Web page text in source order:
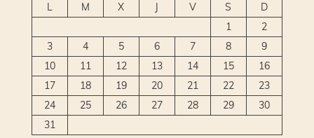
L M X J V S
D
1
2
3
4 5 6 7 8
9
10
11 12 13 14 15
16
17
18 19 20 21 22
23
24
25 26 27 28 29
30
31